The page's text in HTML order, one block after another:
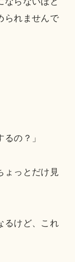
られませんで
の？」
ょっとだけ見
るけど、これ